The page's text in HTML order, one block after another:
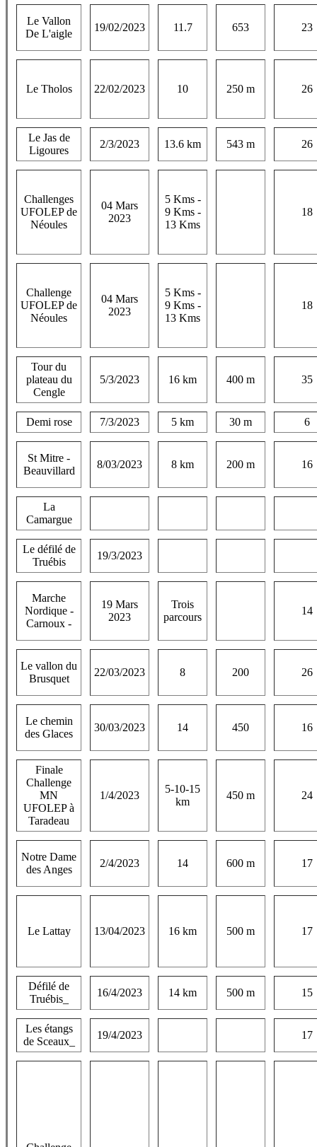
Le Vallon
De L'aigle
19/02/2023 11.7 653 23
Le Tholos 22/02/2023 10 250 m 26
Le Jas de
Ligoures
2/3/2023 13.6 km 543 m 26
Challenges
UFOLEP de
Néoules
04 Mars
2023
5 Kms -
9 Kms -
13 Kms
18
Challenge
UFOLEP de
Néoules
04 Mars
2023
5 Kms -
9 Kms -
13 Kms
18
Tour du
plateau du
Cengle
5/3/2023 16 km 400 m 35
Demi rose 7/3/2023 5 km 30 m 6
St Mitre -
Beauvillard
8/03/2023 8 km 200 m 16
La
Camargue
Le défilé de
Truébis
19/3/2023
Marche
Nordique -
Carnoux -
19 Mars
2023
Trois
parcours
14
Le vallon du
Brusquet
22/03/2023 8 200 26
Le chemin
des Glaces
30/03/2023 14 450 16
Finale
Challenge
MN
UFOLEP à
Taradeau
1/4/2023
5-10-15
km
450 m 24
Notre Dame
des Anges
2/4/2023 14 600 m 17
Le Lattay 13/04/2023 16 km 500 m 17
Défilé de
Truébis_
16/4/2023 14 km 500 m 15
Les étangs
de Sceaux_
19/4/2023 17